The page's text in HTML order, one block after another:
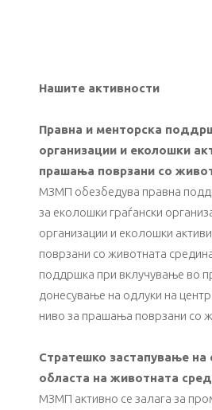
Нашите активности
Правна и менторска
организации и еколошки
прашања поврзани со
МЗМП обезбедува правна
за еколошки граѓански
организации и еколошки
поврзани со животната
поддршка при вклучување во
донесување на одлуки на
ниво за прашања поврзани со
Стратешко застапување на
областа на животната
МЗМП активно се залага за